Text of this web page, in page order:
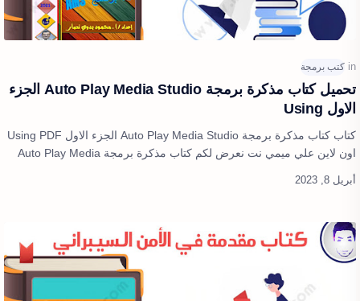
تحميل كتاب مذكرة برمجة Auto Play Media Studio الجزء
الاول Using
كتاب كتاب مذكرة برمجة Auto Play Media Studio الجزء الاول Using PDF
اون لاين علي ميمي نت نعرض لكم كتاب مذكرة برمجة Auto Play Media